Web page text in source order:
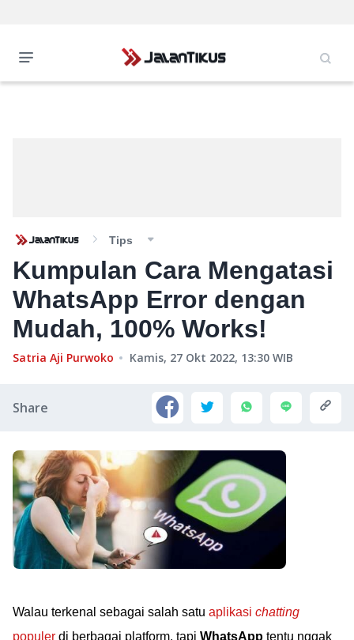
Tips
Kumpulan Cara Mengatasi
WhatsApp Error dengan
Mudah, 100% Works!
Satria Aji Purwoko Kamis, 27 Okt 2022, 13:30 WIB
Share
Walau terkenal sebagai salah satu aplikasi chatting
populer di berbagai platform, tapi WhatsApp tentu nggak